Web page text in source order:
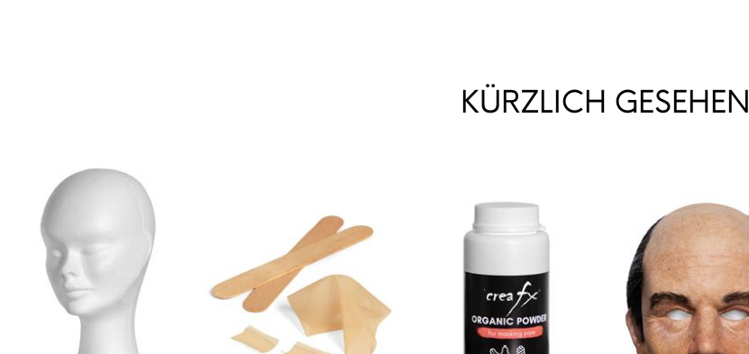
KÜRZLICH GESEHEN